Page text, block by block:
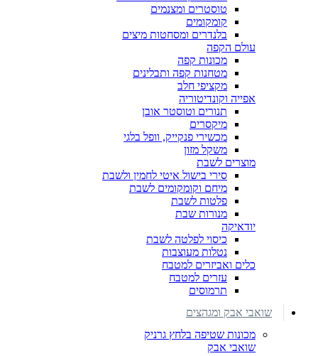
טוסטרים ומצנמים
קומקומים
בלנדרים ומסחטות מיצים
עולם הקפה
מכונות קפה
מטחנות קפה ותבלינים
מקציפי חלב
אפייה וקונדיטוריה
תנורים וטוסטר אובן
מיקסרים
מכשירי פנקייק, וופל בלגי
משקל מזון
מוצרים לשבת
סירי בישול איטי לחמין ולשבת
מיחם וקומקומים לשבת
פלטות לשבת
מנורות שבת
יודאיקה
כיסוי לפלטה לשבת
נטלות מעוצבות
כלים ואביזרים למטבח
עזרים למטבח
תרמוסים
שואבי אבק ומגהצים
מכונות שטיפה בלחץ גרניק
שואבי אבק